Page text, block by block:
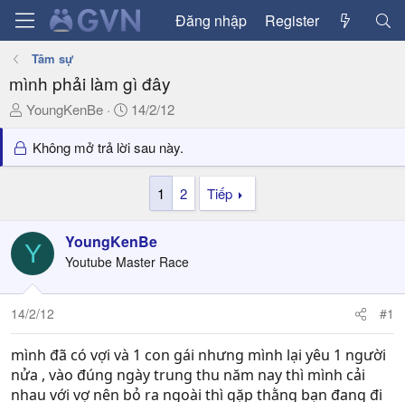
Đăng nhập Register
Tâm sự
mình phải làm gì đây
T
r
e
t
a
r
e
r
YoungKenBe
N
à
y
14/2/12
Không mở trả lời sau này.
1 2 Tiếp
Y YoungKenBe
Youtube Master Race
14/2/12 #1
mình đã có vợi và 1 con gái nhưng mình lại yêu 1 người
nửa , vào đúng ngày trung thu năm nay thì mình cải
nhau với vợ nên bỏ ra ngoài thì gặp thằng bạn đang đi